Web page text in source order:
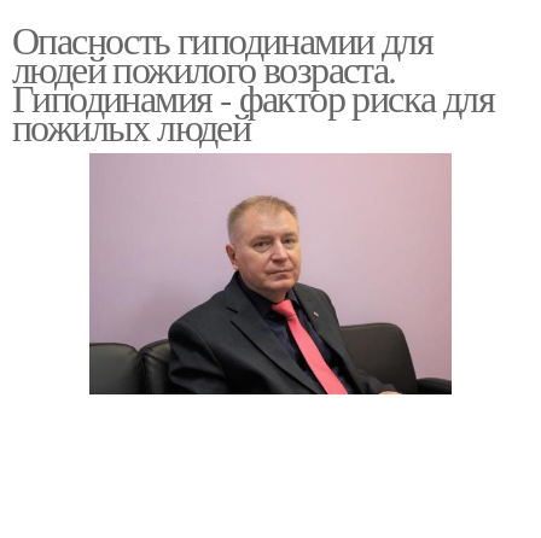
Опасность гиподинамии для
людей пожилого возраста.
Гиподинамия - фактор риска для
пожилых людей